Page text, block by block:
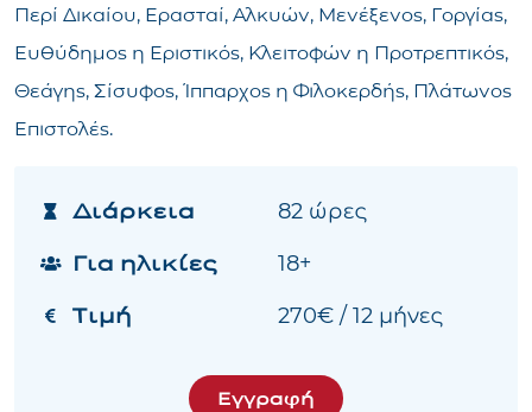
Περί Δικαίου, Ερασταί, Αλκυών, Μενέξενος, Γοργίας,
Ευθύδημος η Εριστικός, Κλειτοφών η Προτρεπτικός,
Θεάγης, Σίσυφος, Ίππαρχος η Φιλοκερδής, Πλάτωνος
Επιστολές.
Διάρκεια
Για ηλικίες
Τιμή
82 ώρες
18+
270€ / 12 μήνες
Εγγραφή